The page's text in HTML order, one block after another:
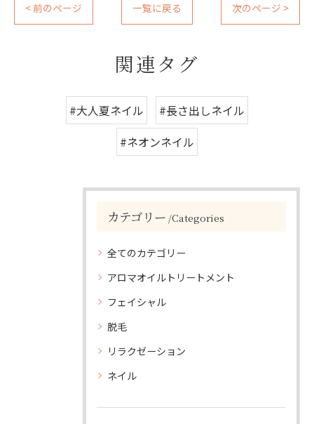
< 前のページ 一覧に戻る 次のページ >
関連タグ
#大人夏ネイル
#長さ出しネイル
#ネオンネイル
カテゴリー Categories
全てのカテゴリー
アロマオイルトリートメント
フェイシャル
脱毛
リラクゼーション
ネイル